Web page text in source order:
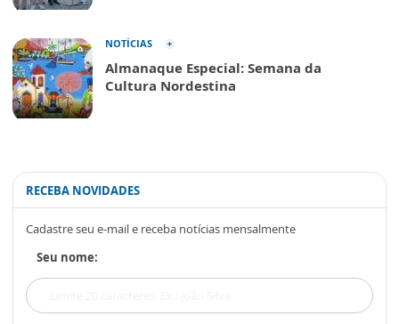
NOTÍCIAS
Almanaque Especial: Semana da
Cultura Nordestina
RECEBA NOVIDADES
Cadastre seu e-mail e receba notícias mensalmente
Seu nome: